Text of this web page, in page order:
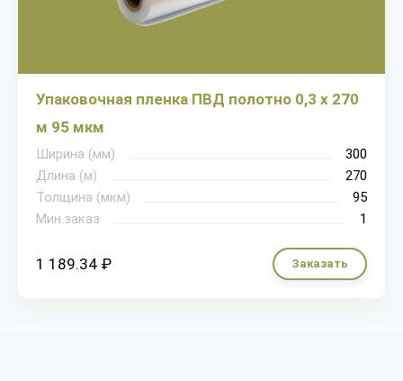
Упаковочная пленка ПВД полотно 0,3 х 270
м 95 мкм
Ширина (мм)
300
Длина (м)
270
Толщина (мкм)
95
Мин.заказ
1
1 189.34 ₽ Заказать